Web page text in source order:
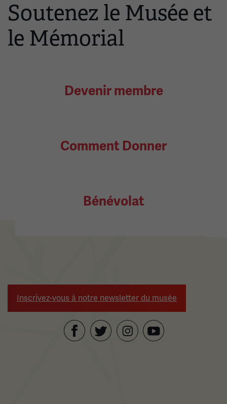
Soutenez le Musée et
le Mémorial
Devenir membre
Comment Donner
Bénévolat
Inscrivez-vous à notre newsletter du musée